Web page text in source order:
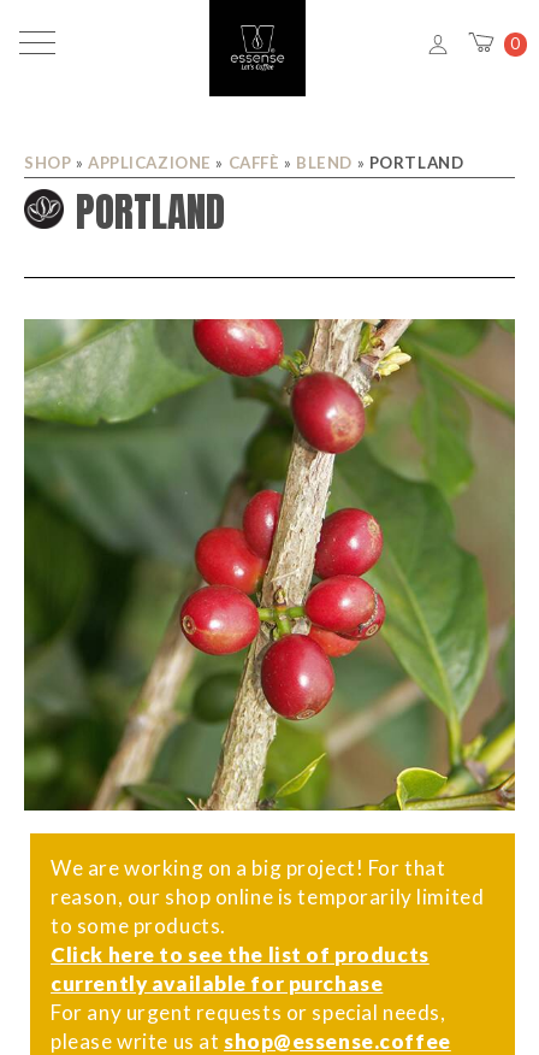
0
SHOP » APPLICAZIONE » CAFFÈ » BLEND » PORTLAND
PORTLAND
We are working on a big project! For that
reason, our shop online is temporarily limited
to some products.
Click here to see the list of products
currently available for purchase
For any urgent requests or special needs,
please write us at shop@essense.coffee